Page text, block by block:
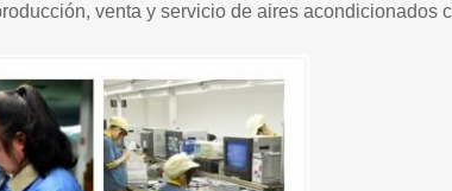
venta y servicio de aires acondicionados